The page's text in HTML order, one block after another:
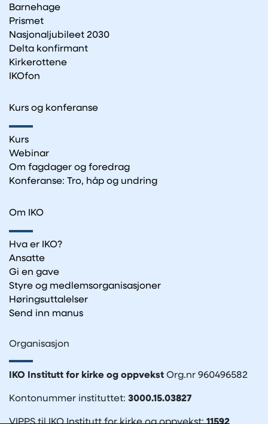
Barnehage
Prismet
Nasjonaljubileet 2030
Delta konfirmant
Kirkerottene
IKOfon
Kurs og konferanse
Kurs
Webinar
Om fagdager og foredrag
Konferanse: Tro, håp og undring
Om IKO
Hva er IKO?
Ansatte
Gi en gave
Styre og medlemsorganisasjoner
Høringsuttalelser
Send inn manus
Organisasjon
IKO Institutt for kirke og oppvekst Org.nr 960496582
Kontonummer instituttet: 3000.15.03827